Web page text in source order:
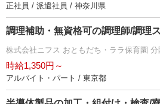
正社員 / 派遣社員 / 神奈川県
調理補助・無資格可の調理師/調理
株式会社ニフス おともだち・ララ保育園
時給1,350円～
アルバイト・パート / 東京都